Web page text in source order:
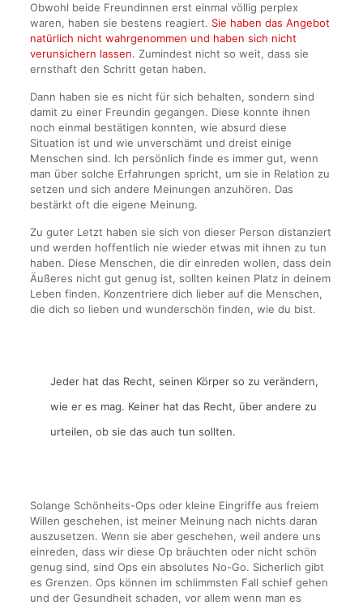
Obwohl beide Freundinnen erst einmal völlig perplex
waren, haben sie bestens reagiert. Sie haben das Angebot
natürlich nicht wahrgenommen und haben sich nicht
verunsichern lassen. Zumindest nicht so weit, dass sie
ernsthaft den Schritt getan haben.
Dann haben sie es nicht für sich behalten, sondern sind
damit zu einer Freundin gegangen. Diese konnte ihnen
noch einmal bestätigen konnten, wie absurd diese
Situation ist und wie unverschämt und dreist einige
Menschen sind. Ich persönlich finde es immer gut, wenn
man über solche Erfahrungen spricht, um sie in Relation zu
setzen und sich andere Meinungen anzuhören. Das
bestärkt oft die eigene Meinung.
Zu guter Letzt haben sie sich von dieser Person distanziert
und werden hoffentlich nie wieder etwas mit ihnen zu tun
haben. Diese Menschen, die dir einreden wollen, dass dein
Äußeres nicht gut genug ist, sollten keinen Platz in deinem
Leben finden. Konzentriere dich lieber auf die Menschen,
die dich so lieben und wunderschön finden, wie du bist.
Jeder hat das Recht, seinen Körper so zu verändern,
wie er es mag. Keiner hat das Recht, über andere zu
urteilen, ob sie das auch tun sollten.
Solange Schönheits-Ops oder kleine Eingriffe aus freiem
Willen geschehen, ist meiner Meinung nach nichts daran
auszusetzen. Wenn sie aber geschehen, weil andere uns
einreden, dass wir diese Op bräuchten oder nicht schön
genug sind, sind Ops ein absolutes No-Go. Sicherlich gibt
es Grenzen. Ops können im schlimmsten Fall schief gehen
und der Gesundheit schaden, vor allem wenn man es